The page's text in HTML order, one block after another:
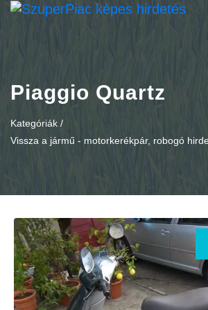
Piaggio Quartz
Kategóriák /
Vissza a jármű - motorkerékpár, robogó